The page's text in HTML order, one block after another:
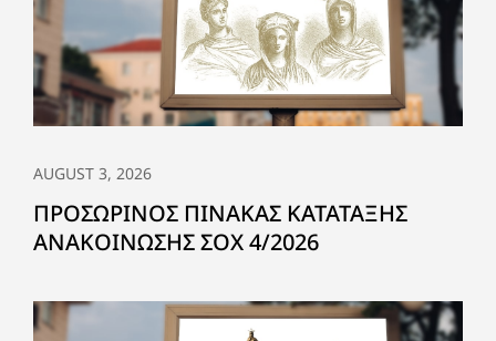
AUGUST 3, 2026
ΠΡΟΣΩΡΙΝΟΣ ΠΙΝΑΚΑΣ ΚΑΤΑΤΑΞΗΣ
ΑΝΑΚΟΙΝΩΣΗΣ ΣΟΧ 4/2026